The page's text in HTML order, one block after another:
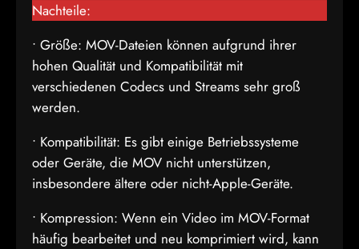
Nachteile:
• Größe: MOV-Dateien können aufgrund ihrer
hohen Qualität und Kompatibilität mit
verschiedenen Codecs und Streams sehr groß
werden.
• Kompatibilität: Es gibt einige Betriebssysteme
oder Geräte, die MOV nicht unterstützen,
insbesondere ältere oder nicht-Apple-Geräte.
• Kompression: Wenn ein Video im MOV-Format
häufig bearbeitet und neu komprimiert wird, kann